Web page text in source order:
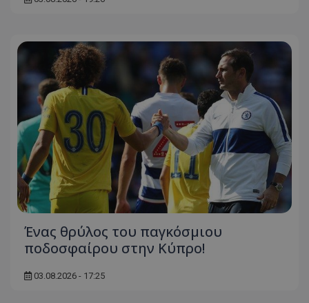
Ένας θρύλος του παγκόσμιου
ποδοσφαίρου στην Κύπρο!
03.08.2026 - 17:25